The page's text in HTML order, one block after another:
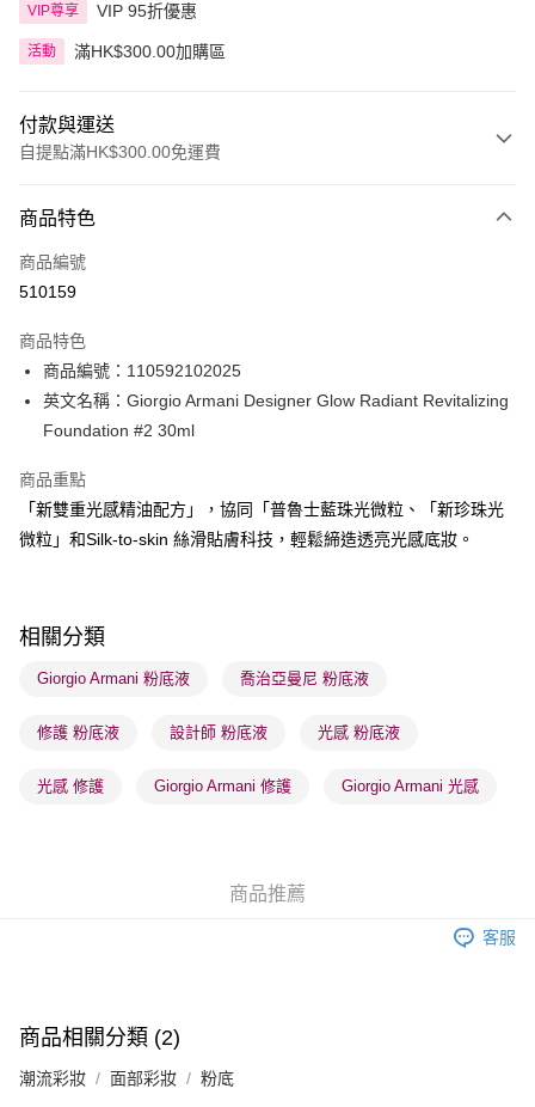
VIP尊享 VIP 95折優惠
活動 滿HK$300.00加購區
付款與運送
自提點滿HK$300.00免運費
信用卡
Apple Pay
PayMe
WeChat Pay
送貨方式
順豐自助櫃 - 確認發貨後1-3個工作天送達
順豐站及營業點 - 確認發貨後1-3個工作天送達
物流公司進行物流配送
澳門地區配送 - 確認發貨後1-4個工作天送達
商品特色
商品編號
510159
商品特色
商品編號：110592102025
英文名稱：Giorgio Armani Designer Glow Radiant Revitalizing
Foundation #2 30ml
商品重點
「新雙重光感精油配方」，協同「普魯士藍珠光微粒、「新珍珠光
微粒」和Silk-to-skin 絲滑貼膚科技，輕鬆締造透亮光感底妝。
相關分類
Giorgio Armani 粉底液 喬治亞曼尼 粉底液
修護 粉底液 設計師 粉底液 光感 粉底液
光感 修護 Giorgio Armani 修護 Giorgio Armani 光感
商品推薦
客服
商品相關分類 (2)
潮流彩妝 面部彩妝 粉底